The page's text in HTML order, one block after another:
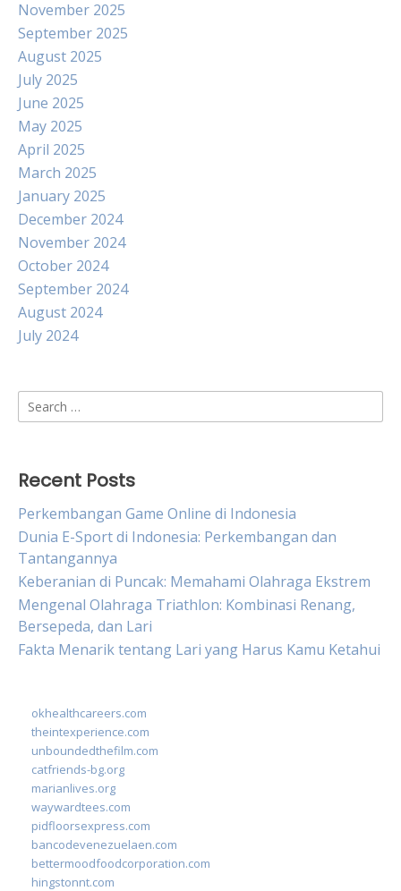
November 2025
September 2025
August 2025
July 2025
June 2025
May 2025
April 2025
March 2025
January 2025
December 2024
November 2024
October 2024
September 2024
August 2024
July 2024
Search
for:
Recent Posts
Perkembangan Game Online di Indonesia
Dunia E-Sport di Indonesia: Perkembangan dan
Tantangannya
Keberanian di Puncak: Memahami Olahraga Ekstrem
Mengenal Olahraga Triathlon: Kombinasi Renang,
Bersepeda, dan Lari
Fakta Menarik tentang Lari yang Harus Kamu Ketahui
okhealthcareers.com
theintexperience.com
unboundedthefilm.com
catfriends-bg.org
marianlives.org
waywardtees.com
pidfloorsexpress.com
bancodevenezuelaen.com
bettermoodfoodcorporation.com
hingstonnt.com